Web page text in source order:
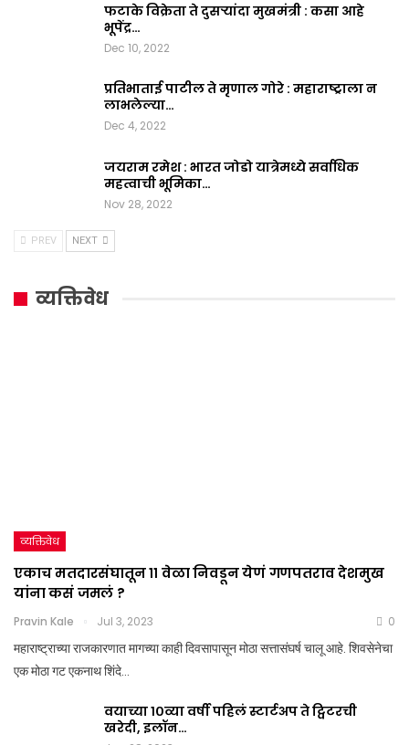
फटाके विक्रेता ते दुसऱ्यांदा मुखमंत्री : कसा आहे
भूपेंद्र…
Dec 10, 2022
प्रतिभाताई पाटील ते मृणाल गोरे : महाराष्ट्राला न
लाभलेल्या…
Dec 4, 2022
जयराम रमेश : भारत जोडो यात्रेमध्ये सर्वाधिक
महत्वाची भूमिका…
Nov 28, 2022
PREV NEXT
व्यक्तिवेध
व्यक्तिवेध
एकाच मतदारसंघातून ११ वेळा निवडून येणं गणपतराव देशमुख
यांना कसं जमलं ?
Pravin Kale Jul 3, 2023 0
महाराष्ट्राच्या राजकारणात मागच्या काही दिवसापासून मोठा सत्तासंघर्ष चालू आहे. शिवसेनेचा
एक मोठा गट एकनाथ शिंदे…
वयाच्या १०व्या वर्षी पहिलं स्टार्टअप ते ट्विटरची
खरेदी, इलॉन…